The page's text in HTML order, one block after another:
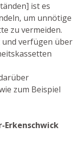
ist es
um unnötige
zu vermeiden.
verfügen über
zum Beispiel
Erkenschwick